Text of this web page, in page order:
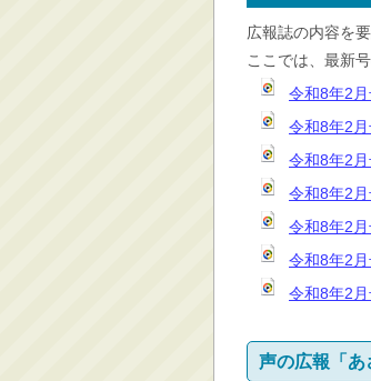
学ぶ・文化・スポー
産業・しごと・消費
移住情報
住宅・土地・都市計画
市民活動・参加・地域
まちづくり
水道・除雪・土木
公共交通・空港
その他
広報誌の内容を
ここでは、最新
令和8年2
令和8年2
令和8年2
令和8年2
令和8年2
令和8年2
令和8年2
声の広報「あ